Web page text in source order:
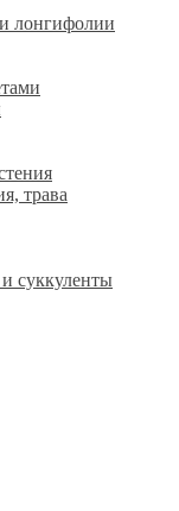
лонгифолии
трава
суккуленты